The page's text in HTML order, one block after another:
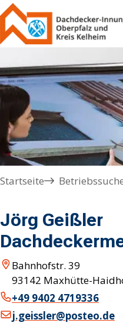
Startseite
Jörg Geißler
Bahnhofstr. 39
93142 Maxhütte-
+49 9402 4719336
j.geissler@posteo.de